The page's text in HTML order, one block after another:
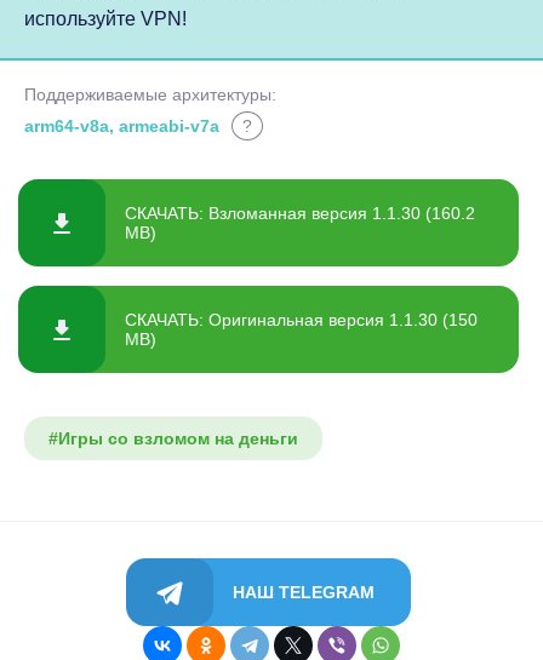
используйте VPN!
Поддерживаемые архитектуры:
arm64-v8a, armeabi-v7a
?
СКАЧАТЬ: Взломанная версия 1.1.30 (160.2
MB)
СКАЧАТЬ: Оригинальная версия 1.1.30 (150
MB)
#Игры со взломом на деньги
НАШ TELEGRAM